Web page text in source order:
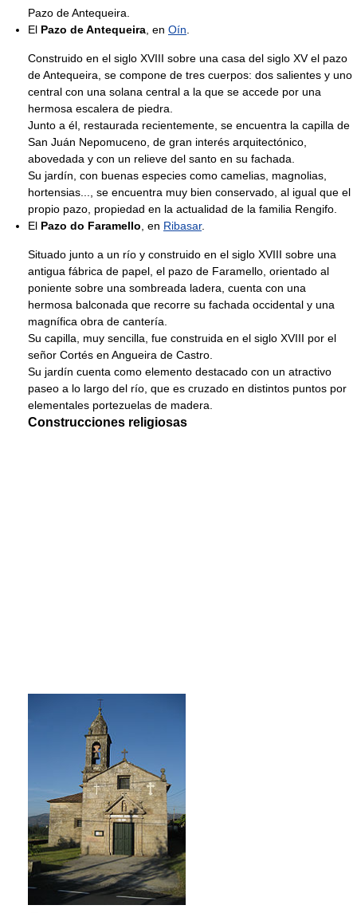
Pazo de Antequeira.
El Pazo de Antequeira, en Oín.
Construido en el siglo XVIII sobre una casa del siglo XV el pazo
de Antequeira, se compone de tres cuerpos: dos salientes y uno
central con una solana central a la que se accede por una
hermosa escalera de piedra.
Junto a él, restaurada recientemente, se encuentra la capilla de
San Juán Nepomuceno, de gran interés arquitectónico,
abovedada y con un relieve del santo en su fachada.
Su jardín, con buenas especies como camelias, magnolias,
hortensias..., se encuentra muy bien conservado, al igual que el
propio pazo, propiedad en la actualidad de la familia Rengifo.
El Pazo do Faramello, en Ribasar.
Situado junto a un río y construido en el siglo XVIII sobre una
antigua fábrica de papel, el pazo de Faramello, orientado al
poniente sobre una sombreada ladera, cuenta con una
hermosa balconada que recorre su fachada occidental y una
magnífica obra de cantería.
Su capilla, muy sencilla, fue construida en el siglo XVIII por el
señor Cortés en Angueira de Castro.
Su jardín cuenta como elemento destacado con un atractivo
paseo a lo largo del río, que es cruzado en distintos puntos por
elementales portezuelas de madera.
Construcciones religiosas